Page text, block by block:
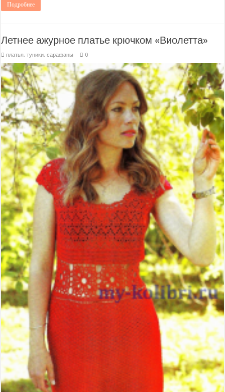
Подробнее
Летнее ажурное платье крючком «Виолетта»
платья, туники, сарафаны 0